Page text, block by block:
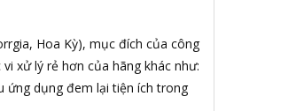
Hoa Kỳ), mục đích của công
xử lý rẻ hơn của hãng khác như:
ứng dụng đem lại tiện ích trong